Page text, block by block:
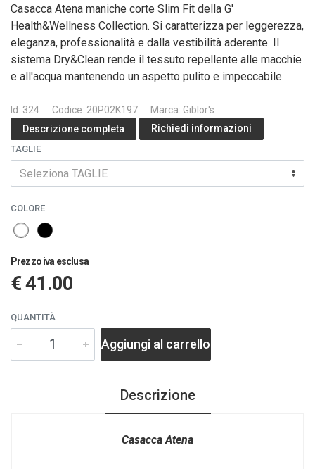
Casacca Atena maniche corte Slim Fit della G'
Health&Wellness Collection. Si caratterizza per leggerezza,
eleganza, professionalità e dalla vestibilità aderente. Il
sistema Dry&Clean rende il tessuto repellente alle macchie
e all'acqua mantenendo un aspetto pulito e impeccabile.
Id: 324 Codice: 20P02K197
Marca: Giblor's
Descrizione completa
Richiedi informazioni
TAGLIE
Seleziona TAGLIE
COLORE
Prezzo iva esclusa
€ 41.00
QUANTITÀ
Aggiungi al carrello
Descrizione
Casacca Atena